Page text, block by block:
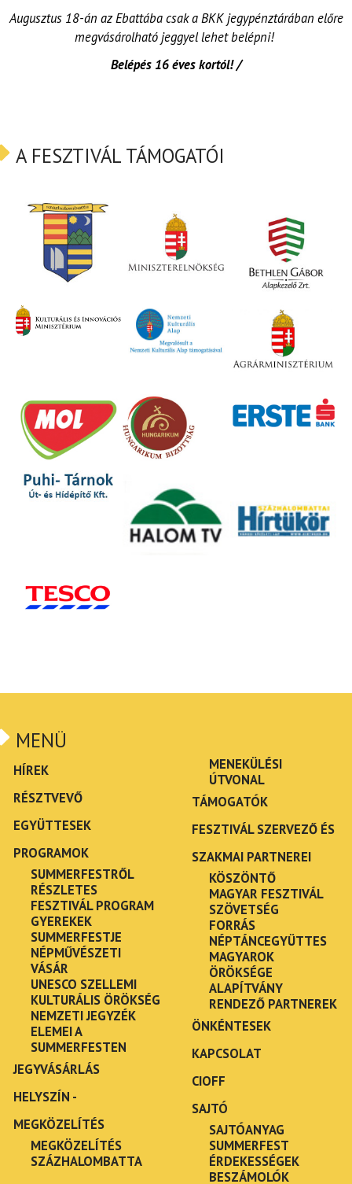
Augusztus 18-án az Ebattába csak a BKK jegypénztárában előre
megvásárolható jeggyel lehet belépni!
Belépés 16 éves kortól! /
A FESZTIVÁL TÁMOGATÓI
MENÜ
HÍREK
RÉSZTVEVŐ
EGYÜTTESEK
PROGRAMOK
SUMMERFESTRŐL
RÉSZLETES
FESZTIVÁL PROGRAM
GYEREKEK
SUMMERFESTJE
NÉPMŰVÉSZETI
VÁSÁR
UNESCO SZELLEMI
KULTURÁLIS ÖRÖKSÉG
NEMZETI JEGYZÉK
ELEMEI A
SUMMERFESTEN
JEGYVÁSÁRLÁS
HELYSZÍN -
MEGKÖZELÍTÉS
MEGKÖZELÍTÉS
SZÁZHALOMBATTA
MENEKÜLÉSI
ÚTVONAL
TÁMOGATÓK
FESZTIVÁL SZERVEZŐ ÉS
SZAKMAI PARTNEREI
KÖSZÖNTŐ
MAGYAR FESZTIVÁL
SZÖVETSÉG
FORRÁS
NÉPTÁNCEGYÜTTES
MAGYAROK
ÖRÖKSÉGE
ALAPÍTVÁNY
RENDEZŐ PARTNEREK
ÖNKÉNTESEK
KAPCSOLAT
CIOFF
SAJTÓ
SAJTÓANYAG
SUMMERFEST
ÉRDEKESSÉGEK
BESZÁMOLÓK